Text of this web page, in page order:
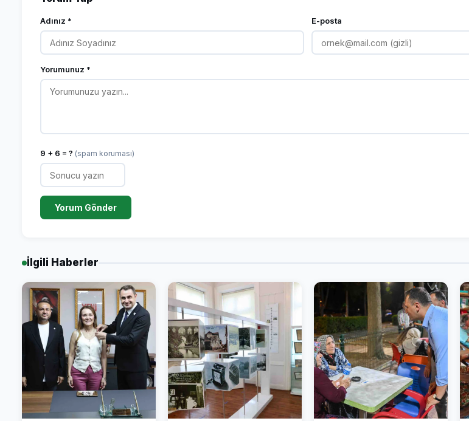
Adınız * E-posta
Yorumunuz *
9 + 6 = ? (spam koruması)
Yorum Gönder
İlgili Haberler